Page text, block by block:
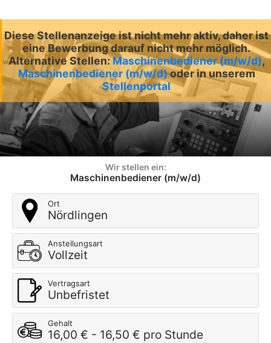
Diese Stellenanzeige ist nicht mehr aktiv, daher ist
eine Bewerbung darauf nicht mehr möglich.
Alternative Stellen:Maschinenbediener (m/w/d),
Maschinenbediener (m/w/d)oder in unserem
Stellenportal
Wir stellen ein:
Maschinenbediener (m/w/d)
Ort
Nördlingen
Anstellungsart
Vollzeit
Vertragsart
Unbefristet
Gehalt
16,00 € - 16,50 € pro Stunde